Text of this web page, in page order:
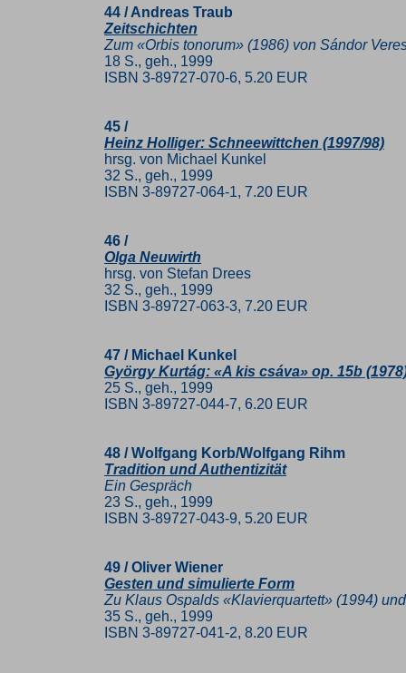
44 / Andreas Traub
Zeitschichten
Zum «Orbis tonorum» (1986) von Sándor
18 S., geh., 1999
ISBN 3-89727-070-6, 5.20 EUR
45 /
Heinz Holliger: Schneewittchen (1997/98)
hrsg. von Michael Kunkel
32 S., geh., 1999
ISBN 3-89727-064-1, 7.20 EUR
46 /
Olga Neuwirth
hrsg. von Stefan Drees
32 S., geh., 1999
ISBN 3-89727-063-3, 7.20 EUR
47 / Michael Kunkel
György Kurtág: «A kis csáva» op. 15b
25 S., geh., 1999
ISBN 3-89727-044-7, 6.20 EUR
48 / Wolfgang Korb/Wolfgang Rihm
Tradition und Authentizität
Ein Gespräch
23 S., geh., 1999
ISBN 3-89727-043-9, 5.20 EUR
49 / Oliver Wiener
Gesten und simulierte Form
Zu Klaus Ospalds «Klavierquartett» (1994)
35 S., geh., 1999
ISBN 3-89727-041-2, 8.20 EUR